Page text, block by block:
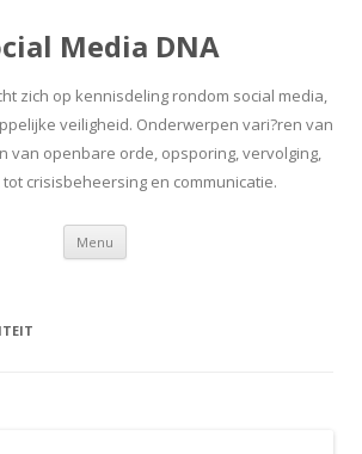
Media DNA
zich op kennisdeling rondom social media,
veiligheid. Onderwerpen vari?ren van
van openbare orde, opsporing, vervolging,
crisisbeheersing en communicatie.
Menu Spring
inhoud